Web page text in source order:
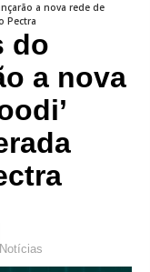
a nova rede de
Pectra
do
a nova
Notícias